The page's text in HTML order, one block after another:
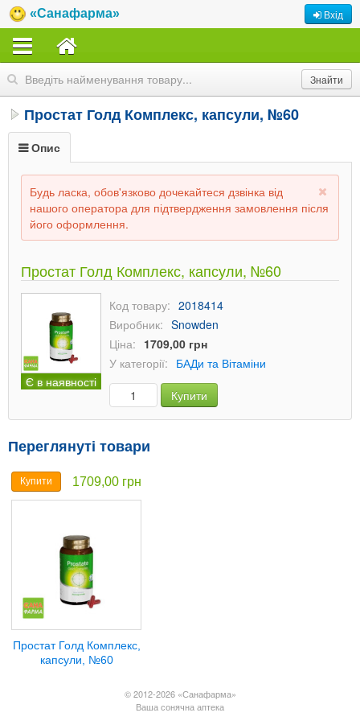
«Санафарма» Вхід
Простат Голд Комплекс, капсули, №60
Опис
Будь ласка, обов'язково дочекайтеся дзвінка від
нашого оператора для підтвердження замовлення після
його оформлення.
Простат Голд Комплекс, капсули, №60
Є в наявності
Код товару: 2018414
Виробник: Snowden
Ціна: 1709,00 грн
У категорії: БАДи та Вітаміни
Купити
Переглянуті товари
Купити 1709,00 грн
Простат Голд Комплекс,
капсули, №60
© 2012-2026 «Санафарма»
Ваша сонячна аптека